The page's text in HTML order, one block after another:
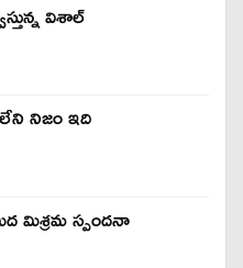
విశాల్
నిజం ఇది
మిశ్రమ స్పందనా